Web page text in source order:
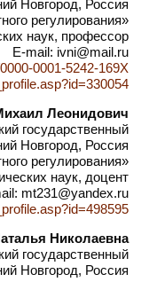
Новгород, Россия
регулирования»
наук, профессор
E-mail: ivni@mail.ru
0001-5242-169X
Леонидович
государственный
Новгород, Россия
регулирования»
наук, доцент
mt231@yandex.ru
Николаевна
государственный
Новгород, Россия